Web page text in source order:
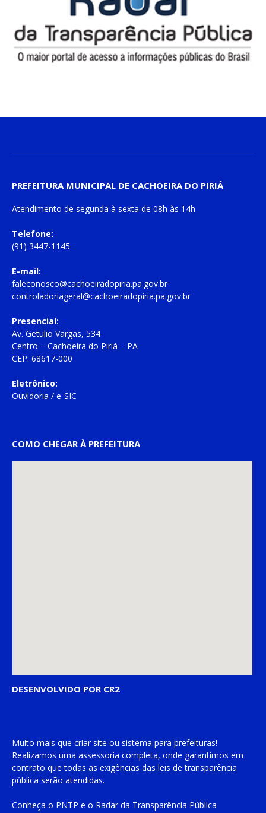
PREFEITURA MUNICIPAL DE CACHOEIRA DO PIRIÁ
Atendimento de segunda à sexta de 08h às 14h
Telefone:
(91) 3447-1145
E-mail:
faleconosco@cachoeiradopiria.pa.gov.br
controladoriageral@cachoeiradopiria.pa.gov.br
Presencial:
Av. Getulio Vargas, 534
Centro – Cachoeira do Piriá – PA
CEP: 68617-000
Eletrônico:
Ouvidoria / e-SIC
COMO CHEGAR À PREFEITURA
DESENVOLVIDO POR CR2
Muito mais que criar site ou sistema para prefeituras!
Realizamos uma assessoria completa, onde garantimos em
contrato que todas as exigências das leis de transparência
pública serão atendidas.
Conheça o PNTP e o Radar da Transparência Pública